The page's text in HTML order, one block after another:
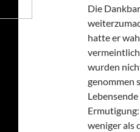
Die
hatte er
vermeintlich
wurden
genommen
weniger als